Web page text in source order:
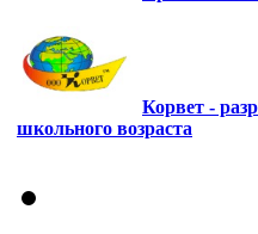
Корвет -
школьного возраста